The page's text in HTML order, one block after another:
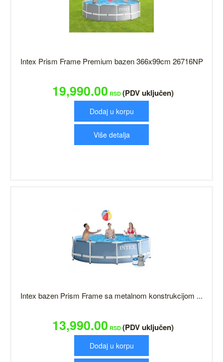
Intex Prism Frame Premium bazen 366x99cm 26716NP
19,990.00 RSD (PDV uključen)
Dodaj u korpu
Više detalja
Intex bazen Prism Frame sa metalnom konstrukcijom ...
13,990.00 RSD (PDV uključen)
Dodaj u korpu